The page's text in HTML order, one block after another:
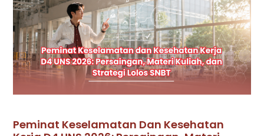
Peminat Keselamatan Dan Kesehatan